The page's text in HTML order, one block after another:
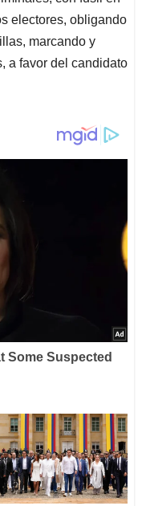
electores, obligando
marcando y
a favor del candidato